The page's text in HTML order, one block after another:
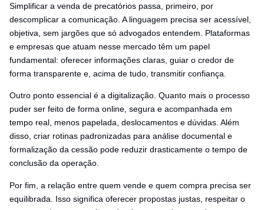
Simplificar a venda de precatórios passa, primeiro, por
descomplicar a comunicação. A linguagem precisa ser acessível,
objetiva, sem jargões que só advogados entendem. Plataformas
e empresas que atuam nesse mercado têm um papel
fundamental: oferecer informações claras, guiar o credor de
forma transparente e, acima de tudo, transmitir confiança.
Outro ponto essencial é a digitalização. Quanto mais o processo
puder ser feito de forma online, segura e acompanhada em
tempo real, menos papelada, deslocamentos e dúvidas. Além
disso, criar rotinas padronizadas para análise documental e
formalização da cessão pode reduzir drasticamente o tempo de
conclusão da operação.
Por fim, a relação entre quem vende e quem compra precisa ser
equilibrada. Isso significa oferecer propostas justas, respeitar o